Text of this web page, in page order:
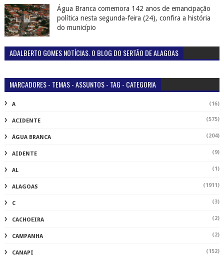
Água Branca comemora 142 anos de emancipação
política nesta segunda-feira (24), confira a história
do município
ADALBERTO GOMES NOTÍCIAS. O BLOG DO SERTÃO DE ALAGOAS
MARCADORES - TEMAS - ASSUNTOS - TAG - CATEGORIA
A (16)
ACIDENTE (575)
ÁGUA BRANCA (204)
AIDENTE (9)
AL (1)
ALAGOAS (1911)
C (3)
CACHOEIRA (2)
CAMPANHA (2)
CANAPI (152)